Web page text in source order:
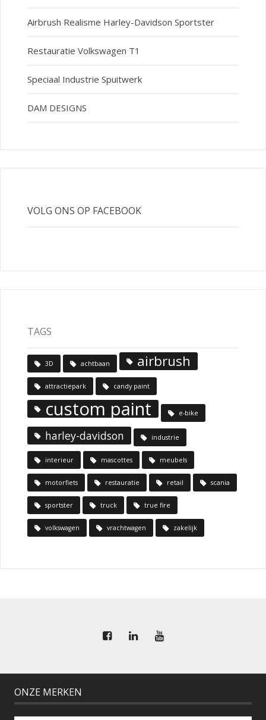
Airbrush Realisme Harley-Davidson Sportster
Restauratie Volkswagen T1
Speciaal Industrie Spuitwerk
DAM DESIGNS
VOLG ONS OP FACEBOOK
TAGS
3D achtbaan airbrush
attractiepark candy paint
custom paint e-bike
harley-davidson industrie
interieur mascottes meubels
motorfiets restauratie retail scania
sportster truck true fire
volkswagen vrachtwagen zakelijk
ONZE MERKEN